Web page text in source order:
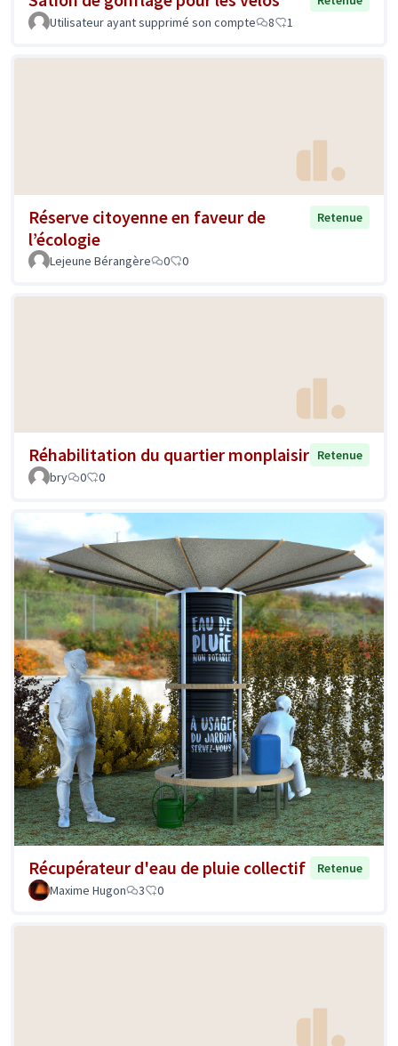
Utilisateur ayant supprimé son compte
8 1
Réserve citoyenne en faveur de
l’écologie
Retenue
Lejeune Bérangère 0 0
Réhabilitation du quartier monplaisir Retenue
bry
0 0
Récupérateur d'eau de pluie collectif
Retenue
Maxime Hugon
3 0